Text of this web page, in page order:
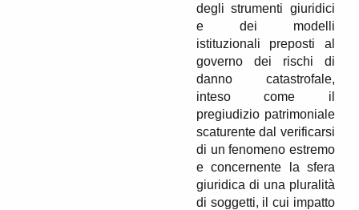
degli strumenti giuridici
e dei modelli
istituzionali preposti al
governo dei rischi di
danno catastrofale,
inteso come il
pregiudizio patrimoniale
scaturente dal verificarsi
di un fenomeno estremo
e concernente la sfera
giuridica di una pluralità
di soggetti, il cui impatto